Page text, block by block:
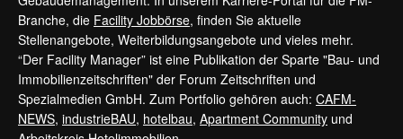
Branche, die Facility Jobbörse, finden Sie aktuelle
Stellenangebote, Weiterbildungsangebote und vieles mehr.
“Der Facility Manager” ist eine Publikation der Sparte "Bau- und
Immobilienzeitschriften" der Forum Zeitschriften und
Spezialmedien GmbH. Zum Portfolio gehören auch: CAFM-
NEWS, industrieBAU, hotelbau, Apartment Community und